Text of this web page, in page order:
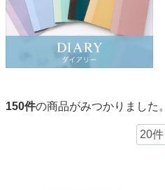
150件の商品がみつかりました。